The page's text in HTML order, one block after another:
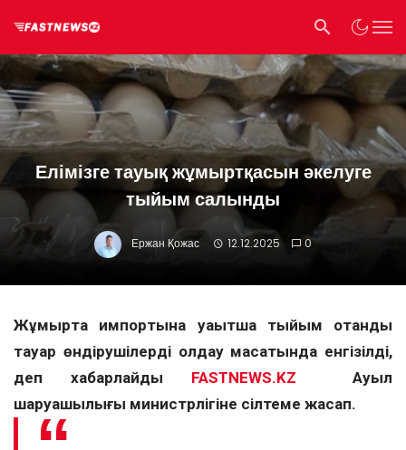
Елімізге тауық жұмыртқасын әкелуге
тыйым салынды
Ержан Қожас 12.12.2025 0
Жұмыртқа импортына уақытша тыйым отандық
тауар өндірушілерді қолдау мақсатында енгізілді,
деп хабарлайды FASTNEWS.KZ Ауыл
шаруашылығы министрлігіне сілтеме жасап.